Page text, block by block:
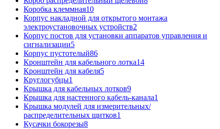
Коробка клеммная10
Корпус накладной для открытого монтажа
электроустановочных устройств2
Корпус постов для установки аппаратов управления и
сигнализации5
Корпус пустотелый86
Кронштейн для кабельного лотка14
Кронштейн для кабеля5
Круглогубцы1
Крышка для кабельных лотков9
Крышка для настенного кабель-канала1
Крышка модулей для измерительных/
распределительных щитков1
Кусачки бокорезы8